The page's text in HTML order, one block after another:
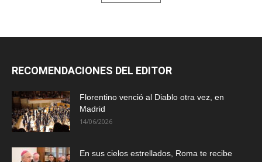
RECOMENDACIONES DEL EDITOR
Florentino venció al Diablo otra vez, en
Madrid
14/06/2026
En sus cielos estrellados, Roma te recibe